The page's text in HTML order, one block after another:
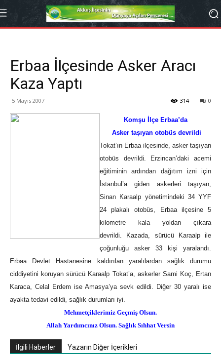
Erbaa İlçesinde Asker Aracı
Kaza Yaptı
5 Mayıs 2007 0
314
Komşu İlçe Erbaa’da
Asker taşıyan otobüs devrildi
Tokat’ın Erbaa ilçesinde, asker taşıyan
otobüs devrildi. Erzincan’daki acemi
eğitiminin ardından dağıtım izni için
İstanbul’a giden askerleri taşıyan,
Sinan Karaalp yönetimindeki 34 YYF
24 plakalı otobüs, Erbaa ilçesine 5
kilometre kala yoldan çıkara
devrildi. Kazada, sürücü Karaalp ile
çoğunluğu asker 33 kişi yaralandı.
Erbaa Devlet Hastanesine kaldırılan yaralılardan sağlık durumu
ciddiyetini koruyan sürücü Karaalp Tokat’a, askerler Sami Koç, Ertan
Karaca, Celal Erdem ise Amasya’ya sevk edildi. Diğer 30 yaralı ise
ayakta tedavi edildi, sağlık durumları iyi.
Mehmetçiklerimiz Geçmiş Olsun.
Allah Yardımcınız Olsun. Sağlık Sıhhat Versin
İlgili Haberler Yazarın Diğer İçerikleri